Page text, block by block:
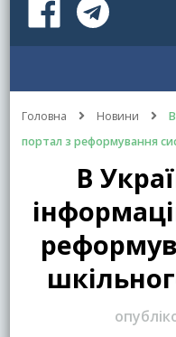
Головна Новини
портал з реформування
В